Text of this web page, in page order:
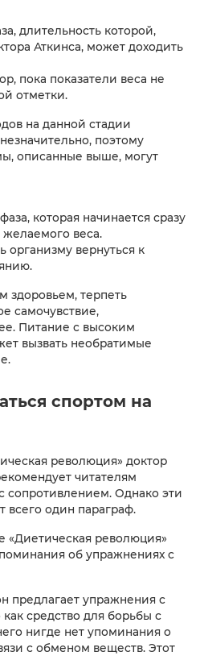
длительность которой,
Аткинса, может доходить
пока показатели веса не
отметки.
на данной стадии
поэтому
описанные выше, могут
которая начинается сразу
веса.
вернуться к
здоровьем, терпеть
самочувствие,
Питание с высоким
вызвать необратимые
спортом на
революция» доктор
читателям
сопротивлением. Однако эти
всего один параграф.
«Диетическая революция»
об упражнениях с
предлагает упражнения с
средство для борьбы с
нигде нет упоминания о
с обменом веществ. Этот